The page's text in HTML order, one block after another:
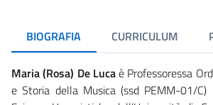
BIOGRAFIA CURRICULUM
Maria (Rosa) De Lucaè Professoressa
e Storia della Musica (ssd PEMM-01/